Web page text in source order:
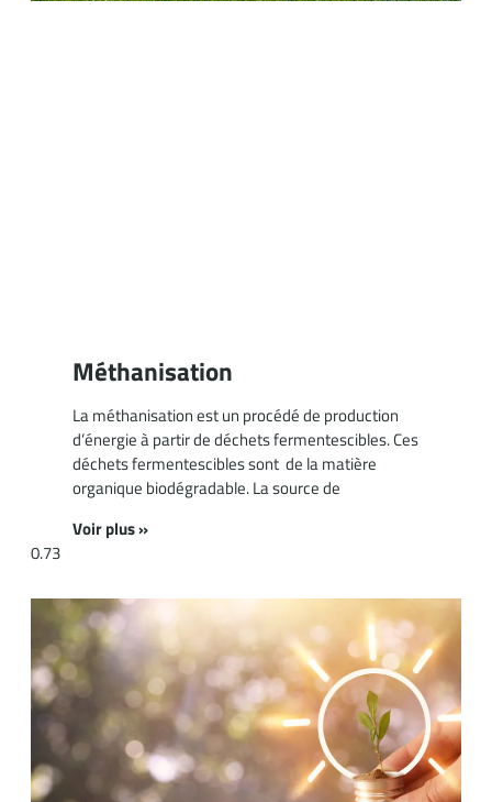
Méthanisation
La méthanisation est un procédé de production
d’énergie à partir de déchets fermentescibles. Ces
déchets fermentescibles sont de la matière
organique biodégradable. La source de
Voir plus »